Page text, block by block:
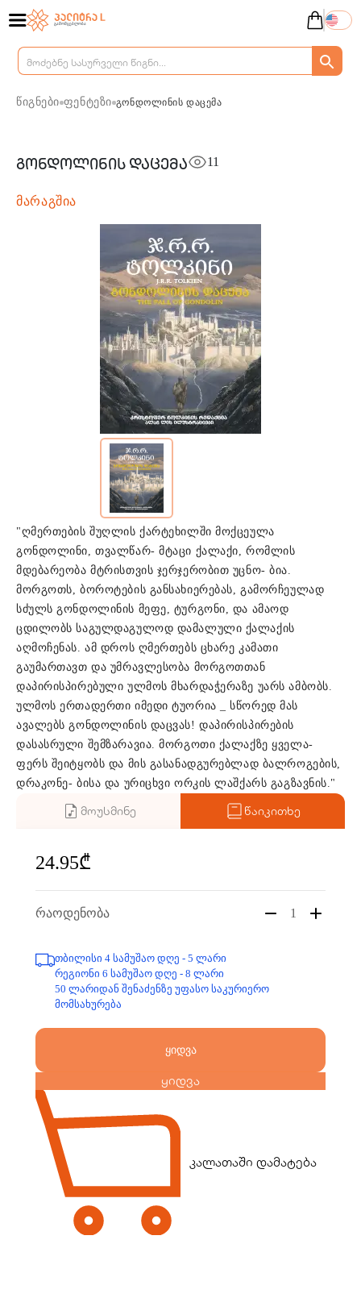
წიგნები ფენტეზი გონდოლინის დაცემა
გონდოლინის დაცემა 11
მარაგშია
"ღმერთების შუღლის ქარტეხილში მოქცეულა
გონდოლინი, თვალწარ- მტაცი ქალაქი, რომლის
მდებარეობა მტრისთვის ჯერჯერობით უცნო- ბია.
მორგოთს, ბოროტების განსახიერებას, გამორჩეულად
სძულს გონდოლინის მეფე, ტურგონი, და ამაოდ
ცდილობს საგულდაგულოდ დამალული ქალაქის
აღმოჩენას. ამ დროს ღმერთებს ცხარე კამათი
გაუმართავთ და უმრავლესობა მორგოთთან
დაპირისპირებული ულმოს მხარდაჭერაზე უარს ამბობს.
ულმოს ერთადერთი იმედი ტუორია _ სწორედ მას
ავალებს გონდოლინის დაცვას! დაპირისპირების
დასასრული შემზარავია. მორგოთი ქალაქზე ყველა-
ფერს შეიტყობს და მის გასანადგურებლად ბალროგების,
დრაკონე- ბისა და ურიცხვი ორკის ლაშქარს გაგზავნის."
მოუსმინე წაიკითხე
24.95₾
რაოდენობა 1
თბილისი 4 სამუშაო დღე - 5 ლარი
რეგიონი 6 სამუშაო დღე - 8 ლარი
50 ლარიდან შენაძენზე უფასო საკურიერო
მომსახურება
ყიდვა
ყიდვა
კალათაში დამატება